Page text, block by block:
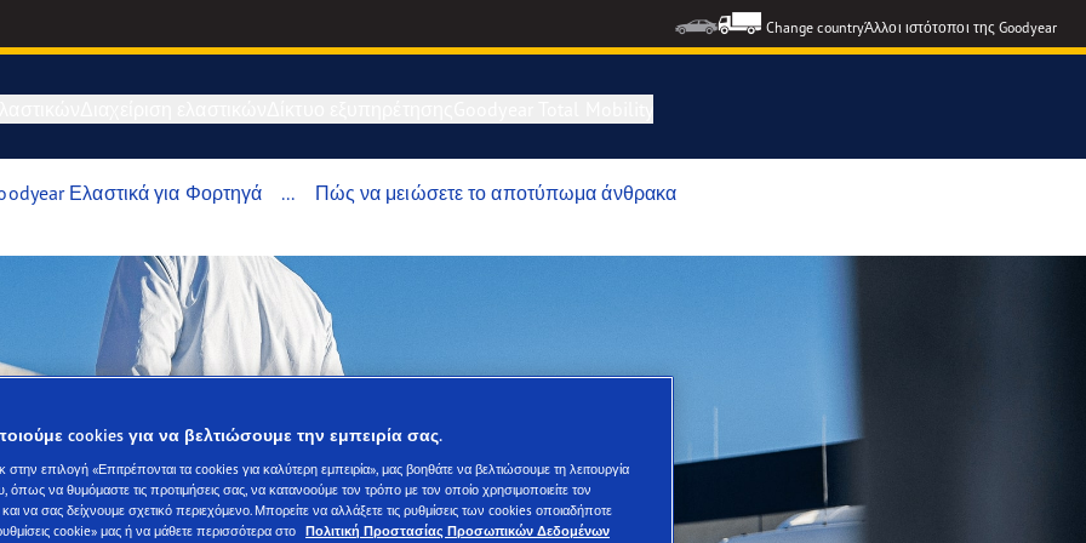
Change countryΆλλοι ιστότοποι της Goodyear
Ελαστικά για Φορτηγά ...
Πώς να μειώσετε το αποτύπωμα άνθρακα
cookies για να βελτιώσουμε την εμπειρία σας.
στην επιλογή «Επιτρέπονται τα cookies για καλύτερη εμπειρία», μας βοηθάτε να βελτιώσουμε τη λειτουργία
όπως να θυμόμαστε τις προτιμήσεις σας, να κατανοούμε τον τρόπο με τον οποίο χρησιμοποιείτε τον
να σας δείχνουμε σχετικό περιεχόμενο. Μπορείτε να αλλάξετε τις ρυθμίσεις των cookies οποιαδήποτε
cookie» μας ή να μάθετε περισσότερα στο Πολιτική Προστασίας Προσωπικών Δεδομένων